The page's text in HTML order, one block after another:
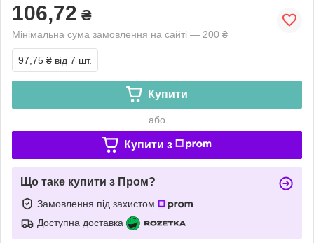
106,72 ₴
Мінімальна сума замовлення на сайті — 200 ₴
97,75 ₴ від 7 шт.
Купити
або
Купити з
Що таке купити з Пром?
Замовлення під захистом
Доступна доставка